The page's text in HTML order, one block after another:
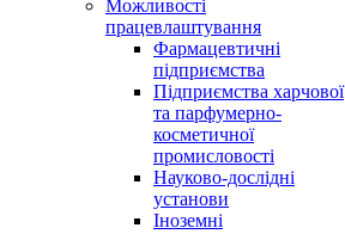
Можливості
працевлаштування
Фармацевтичні
підприємства
Підприємства харчової
та парфумерно-
косметичної
промисловості
Науково-дослідні
установи
Іноземні